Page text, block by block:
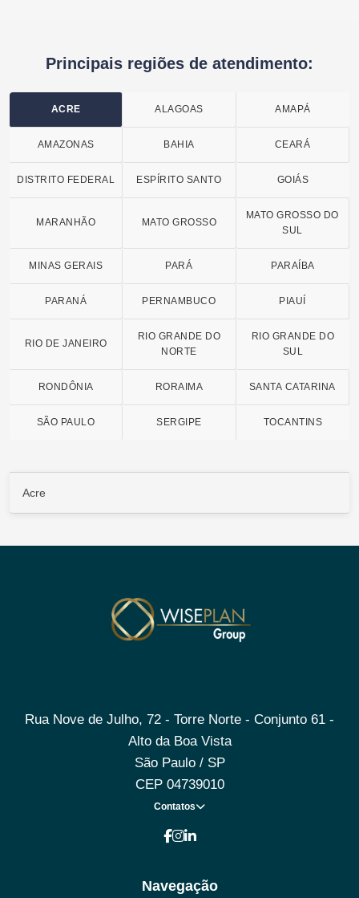
Principais regiões de atendimento:
ACRE ALAGOAS AMAPÁ
AMAZONAS BAHIA CEARÁ
DISTRITO FEDERAL ESPÍRITO SANTO GOIÁS
MARANHÃO MATO GROSSO
MATO GROSSO DO
SUL
MINAS GERAIS PARÁ PARAÍBA
PARANÁ PERNAMBUCO PIAUÍ
RIO DE JANEIRO
RIO GRANDE DO
NORTE
RIO GRANDE DO
SUL
RONDÔNIA RORAIMA SANTA CATARINA
SÃO PAULO SERGIPE TOCANTINS
Acre
Rua Nove de Julho, 72 - Torre Norte - Conjunto 61 -
Alto da Boa Vista
São Paulo / SP
CEP 04739010
Contatos
Navegação